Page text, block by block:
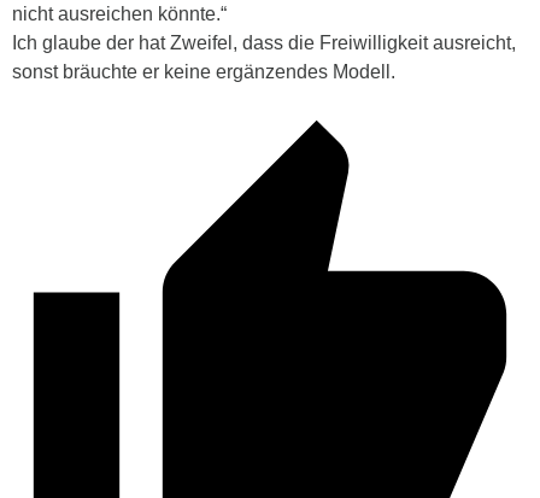
nicht ausreichen könnte.“
Ich glaube der hat Zweifel, dass die Freiwilligkeit ausreicht,
sonst bräuchte er keine ergänzendes Modell.